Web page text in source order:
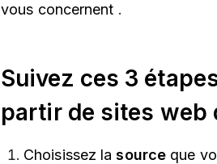
vous concernent .
Suivez ces 3
partir de sites web
Choisissez lasource que